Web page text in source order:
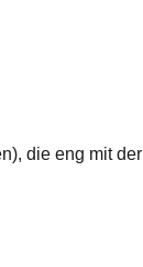
die eng mit der